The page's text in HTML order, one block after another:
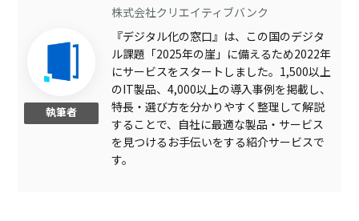
X-Frame-Optionsヘッダ
X-Content-Type-Options
ヘッダの未設定
URL設定
アプリケーションエラーの
執筆者
株式会社クリエイティブバンク
『デジタル化の窓口』は、この国のデジタ
ル課題「2025年の崖」に備えるため2022年
にサービスをスタートしました。1,500以上
のIT製品、4,000以上の導入事例を掲載し、
特長・選び方を分かりやすく整理して解説
することで、自社に最適な製品・サービス
を見つけるお手伝いをする紹介サービスで
す。